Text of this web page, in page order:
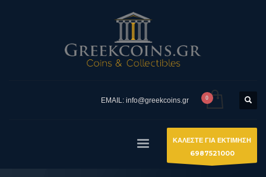
EMAIL: info@greekcoins.gr
ΚΑΛΕΣΤΕ ΓΙΑ ΕΚΤΙΜΗΣΗ
6987521000